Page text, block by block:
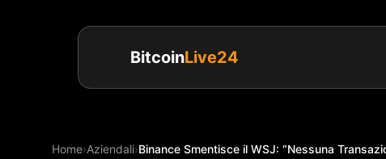
BitcoinLive24
Home›Aziendali›Binance Smentisce il WSJ: “Nessuna